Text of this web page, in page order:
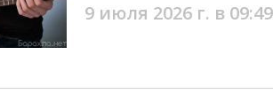
9 июля 2026 г. в 09:49